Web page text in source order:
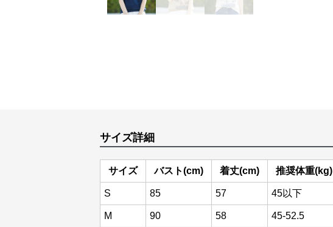
サイズ詳細
サイズ バスト(cm) 着丈(cm) 推奨体重(kg)
S 85 57 45以下
M 90 58 45-52.5